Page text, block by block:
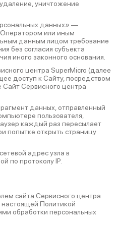
уничтожение
данных» —
или иным
данным лицом требование
без согласия субъекта
иного законного основания.
центра SuperMicro (далее
доступ к Сайту, посредством
Сервисного центра
данных, отправленный
пользователя,
каждый раз пересылает
попытке открыть страницу
адрес узла в
по протоколу IP.
сайта Сервисного центра
настоящей Политикой
обработки персональных